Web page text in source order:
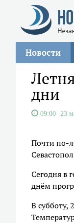
Новости
дни
09:00 23
Почти по-
Сегодня в
днём
В субботу,